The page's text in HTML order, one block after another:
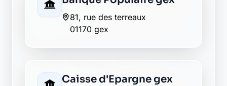
81, rue des terreaux
01170 gex
Caisse d'Epargne gex